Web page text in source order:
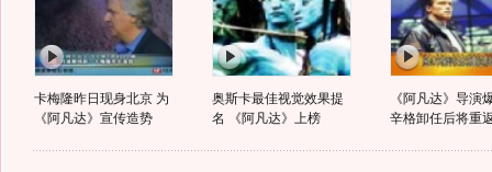
卡梅隆昨日现身北京 为
《阿凡达》宣传造势
奥斯卡最佳视觉效果提
名 《阿凡达》上榜
《阿凡达》导演
辛格卸任后将重